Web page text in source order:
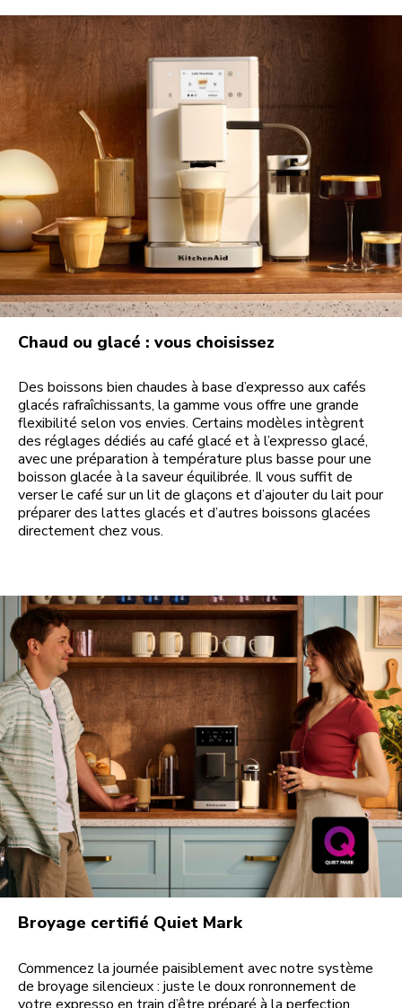
Chaud ou glacé : vous choisissez
Des boissons bien chaudes à base d’expresso aux cafés
glacés rafraîchissants, la gamme vous offre une grande
flexibilité selon vos envies. Certains modèles intègrent
des réglages dédiés au café glacé et à l’expresso glacé,
avec une préparation à température plus basse pour une
boisson glacée à la saveur équilibrée. Il vous suffit de
verser le café sur un lit de glaçons et d’ajouter du lait pour
préparer des lattes glacés et d’autres boissons glacées
directement chez vous.
Broyage certifié Quiet Mark
Commencez la journée paisiblement avec notre système
de broyage silencieux : juste le doux ronronnement de